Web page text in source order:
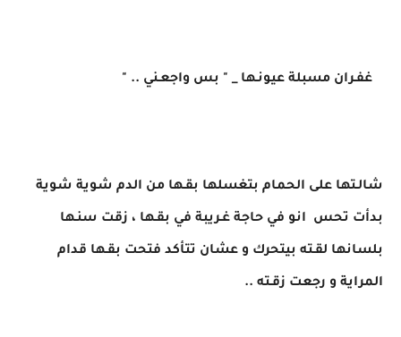
غفـران مسبلة عيونـها _ " بس واجعـني .. "
شالـتها على الحمام بتغسلها بقـها من الدم شوية شوية
بدأت تحس انو في حاجة غـريبة في بقـها ، زقت سنـها
بلسانها لقـته بيتحرك و عشان تتأكد فتحت بقـها قدام
المراية و رجعت زقـته ..